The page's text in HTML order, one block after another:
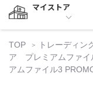
マイストア
TOP トレーディン
ア プレミアムファイ
アムファイル3